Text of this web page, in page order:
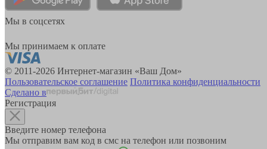
Мы в соцсетях
Мы принимаем к оплате
© 2011-2026 Интернет-магазин «Ваш Дом»
Пользовательское соглашение Политика конфиденциальности
Сделано в
Регистрация
Введите номер телефона
Мы отправим вам код в смс на телефон или позвоним